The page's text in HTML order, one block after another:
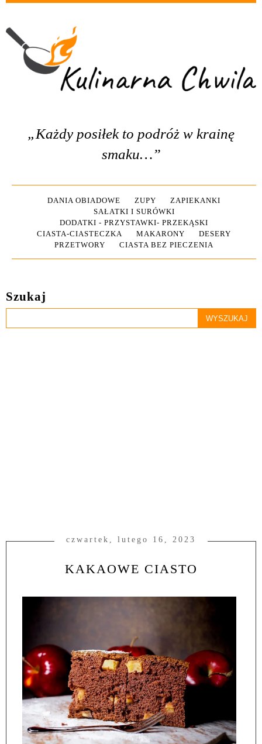
„Każdy posiłek to podróż w krainę
smaku…”
DANIA OBIADOWE ZUPY
ZAPIEKANKI
SAŁATKI I SURÓWKI
DODATKI - PRZYSTAWKI- PRZEKĄSKI
CIASTA-CIASTECZKA
MAKARONY
DESERY
PRZETWORY
CIASTA BEZ PIECZENIA
Szukaj
czwartek, lutego 16, 2023
KAKAOWE CIASTO